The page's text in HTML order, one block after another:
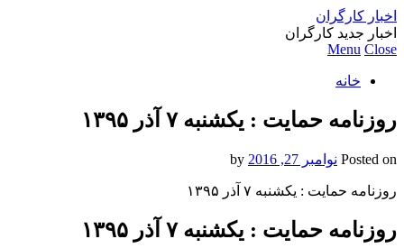
اخبار کارگران
اخبار جدید کارگران
Menu Close
خانه
روزنامه حمایت : یکشنبه‌ ۷ آذر ۱۳۹۵
Posted on نوامبر 27, 2016
روزنامه حمایت : یکشنبه‌ ۷ آذر ۱۳۹۵
روزنامه حمایت : یکشنبه‌ ۷ آذر ۱۳۹۵